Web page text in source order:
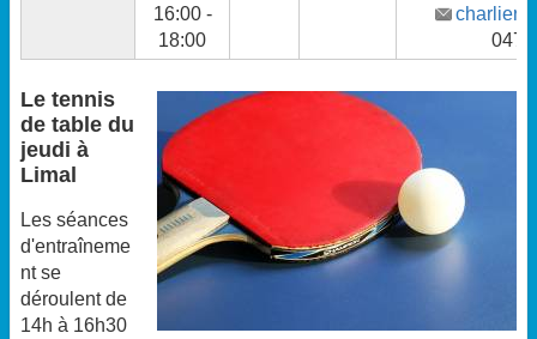
16:00 -
18:00
Le tennis
de table du
jeudi à
Limal
Les séances
d'entraîneme
nt se
déroulent de
14h à 16h30